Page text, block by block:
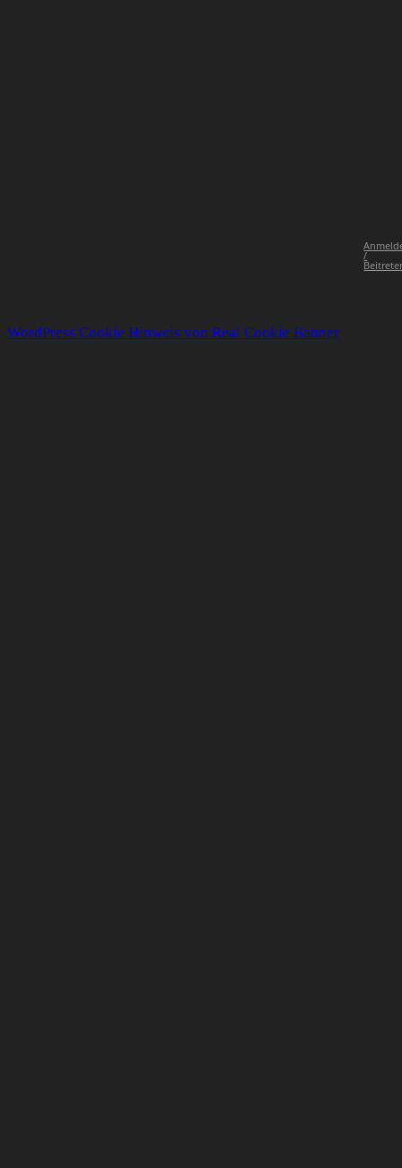
/
WordPress Cookie Hinweis von Real Cookie Banner